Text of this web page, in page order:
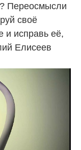
Переосмысли
своё
и исправь её,
Елисеев